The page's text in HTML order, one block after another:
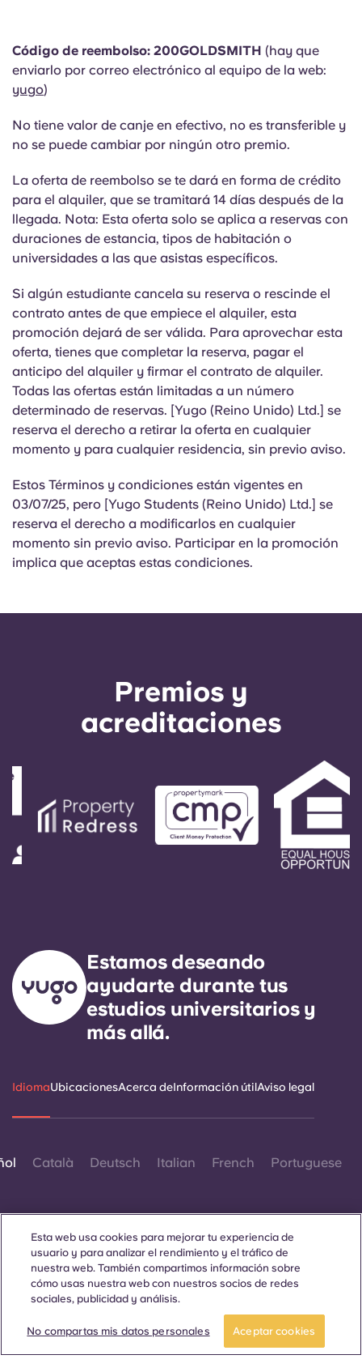
Código de reembolso: 200GOLDSMITH (hay que
enviarlo por correo electrónico al equipo de la web:
yugo)
No tiene valor de canje en efectivo, no es transferible y
no se puede cambiar por ningún otro premio.
La oferta de reembolso se te dará en forma de crédito
para el alquiler, que se tramitará 14 días después de la
llegada. Nota: Esta oferta solo se aplica a reservas con
duraciones de estancia, tipos de habitación o
universidades a las que asistas específicos.
Si algún estudiante cancela su reserva o rescinde el
contrato antes de que empiece el alquiler, esta
promoción dejará de ser válida. Para aprovechar esta
oferta, tienes que completar la reserva, pagar el
anticipo del alquiler y firmar el contrato de alquiler.
Todas las ofertas están limitadas a un número
determinado de reservas. [Yugo (Reino Unido) Ltd.] se
reserva el derecho a retirar la oferta en cualquier
momento y para cualquier residencia, sin previo aviso.
Estos Términos y condiciones están vigentes en
03/07/25, pero [Yugo Students (Reino Unido) Ltd.] se
reserva el derecho a modificarlos en cualquier
momento sin previo aviso. Participar en la promoción
implica que aceptas estas condiciones.
Premios y
acreditaciones
Estamos deseando
ayudarte durante tus
estudios universitarios y
más allá.
IdiomaUbicacionesAcerca deInformación útilAviso legal
Català Deutsch Italian French Portuguese
Contáctanos
Siempre que en esta página web aparezcan palabras que
Esta web usa cookies para mejorar tu experiencia de
usuario y para analizar el rendimiento y el tráfico de
nuestra web. También compartimos información sobre
cómo usas nuestra web con nuestros socios de redes
sociales, publicidad y análisis.
No compartas mis datos personales Aceptar cookies